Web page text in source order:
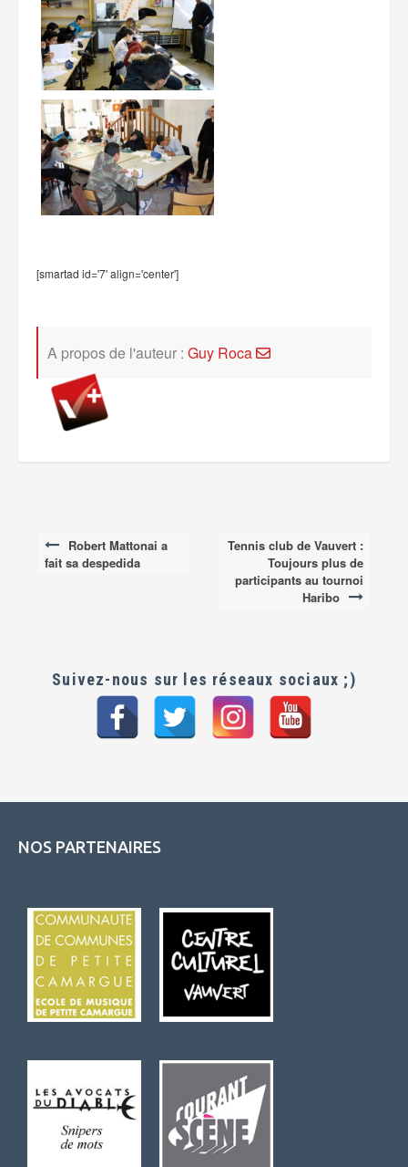
[smartad id='7' align='center']
A propos de l'auteur : Guy Roca
Post
Robert Mattonai a
fait sa despedida
Tennis club de Vauvert :
Toujours plus de
participants au tournoi
Haribo
Suivez-nous sur les réseaux sociaux ;)
NOS PARTENAIRES